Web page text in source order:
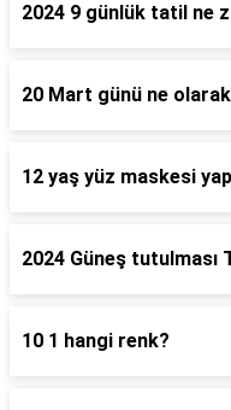
2024 9 günlük tatil ne
20 Mart günü ne
12 yaş yüz maskesi
2024 Güneş tutulması
10 1 hangi renk?